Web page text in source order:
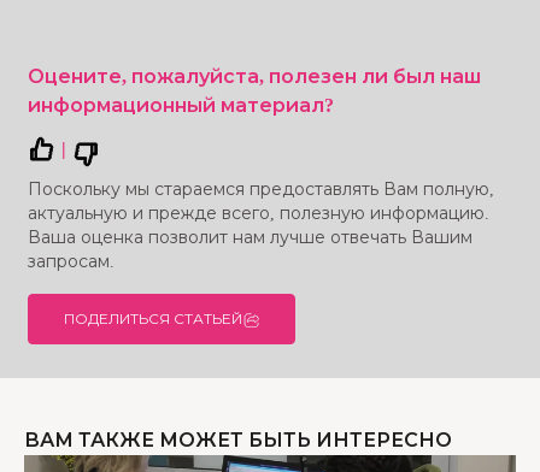
Оцените, пожалуйста, полезен ли был наш
информационный материал?
|
Поскольку мы стараемся предоставлять Вам полную,
актуальную и прежде всего, полезную информацию.
Ваша оценка позволит нам лучше отвечать Вашим
запросам.
ПОДЕЛИТЬСЯ СТАТЬЕЙ
ВАМ ТАКЖЕ МОЖЕТ БЫТЬ ИНТЕРЕСНО